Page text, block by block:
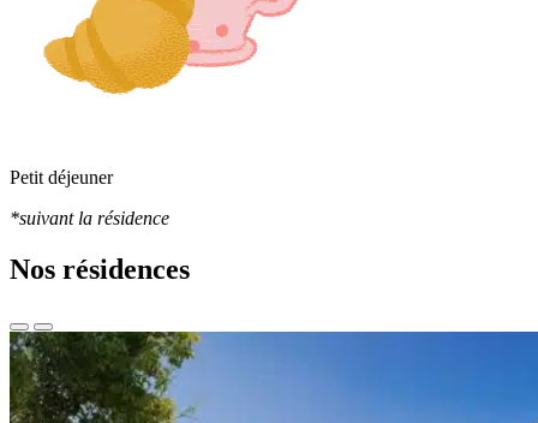
Petit déjeuner
*suivant la résidence
Nos résidences